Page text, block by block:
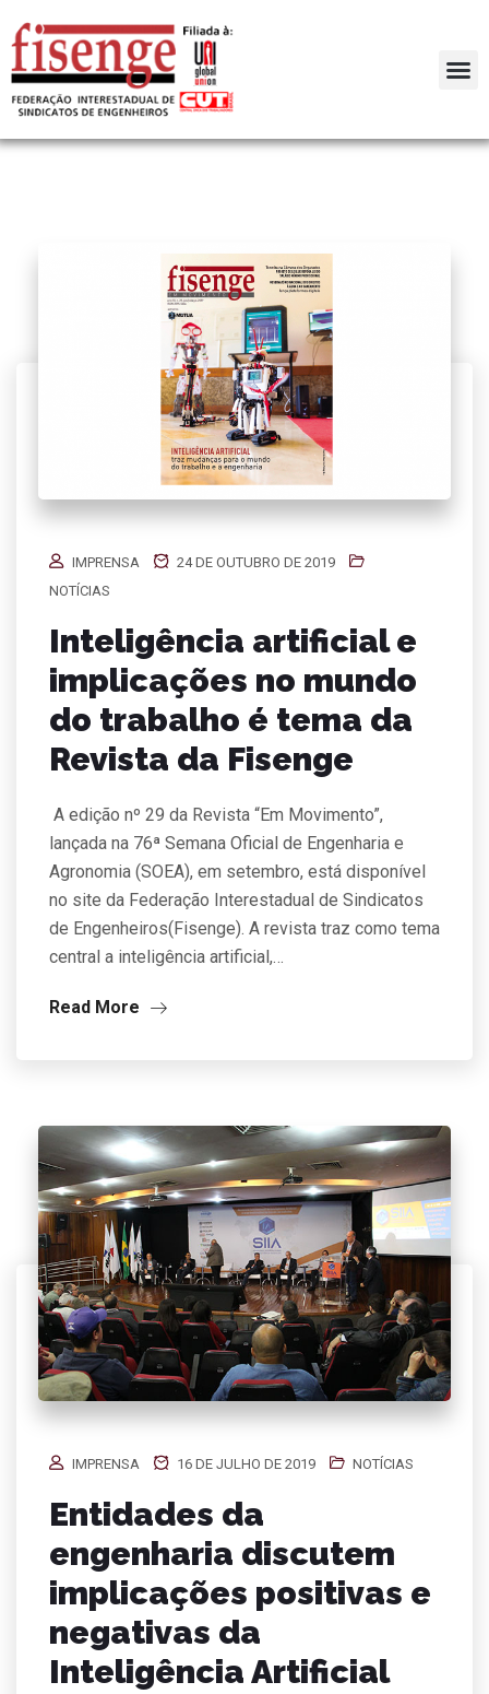
IMPRENSA
24 DE OUTUBRO DE 2019
NOTÍCIAS
Inteligência artificial e
implicações no mundo
do trabalho é tema da
Revista da Fisenge
A edição nº 29 da Revista “Em Movimento”,
lançada na 76ª Semana Oficial de Engenharia e
Agronomia (SOEA), em setembro, está disponível
no site da Federação Interestadual de Sindicatos
de Engenheiros(Fisenge). A revista traz como tema
central a inteligência artificial,…
Read More
IMPRENSA 16 DE JULHO DE 2019 NOTÍCIAS
Entidades da
engenharia discutem
implicações positivas e
negativas da
Inteligência Artificial